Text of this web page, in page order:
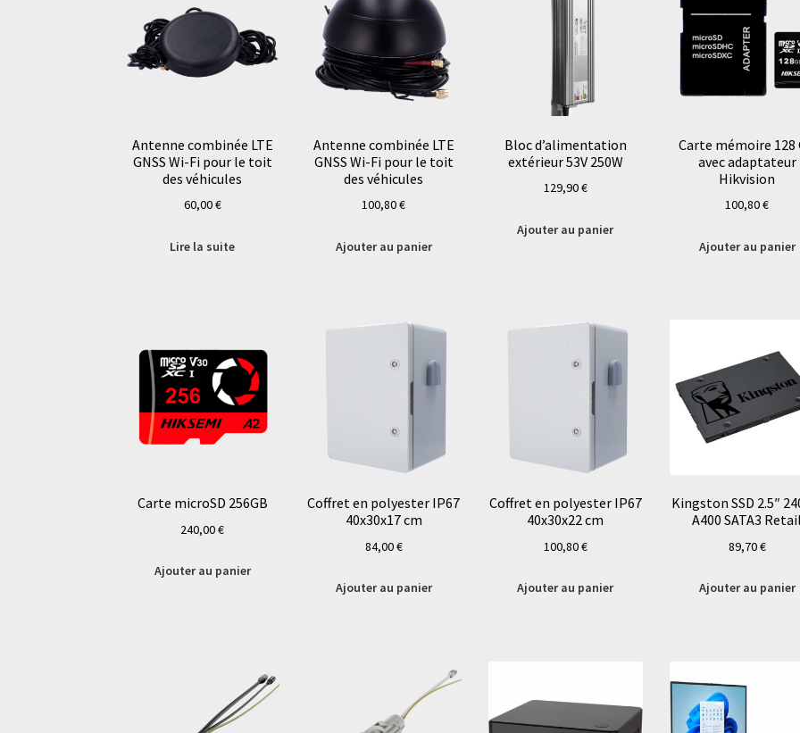
Antenne combinée LTE
GNSS Wi-Fi pour le toit
des véhicules
60,00€
Lire la suite
Antenne combinée LTE
GNSS Wi-Fi pour le toit
des véhicules
100,80€
Ajouter au panier
Bloc d’alimentation
extérieur 53V 250W
129,90€
Ajouter au panier
Carte mémoire 128
avec adaptateur
Hikvision
100,80€
Ajouter au panier
Carte microSD 256GB
240,00€
Ajouter au panier
Coffret en polyester IP67
40x30x17 cm
84,00€
Ajouter au panier
Coffret en polyester IP67
40x30x22 cm
100,80€
Ajouter au panier
Kingston SSD 2.5″
A400 SATA3
89,70€
Ajouter au panier